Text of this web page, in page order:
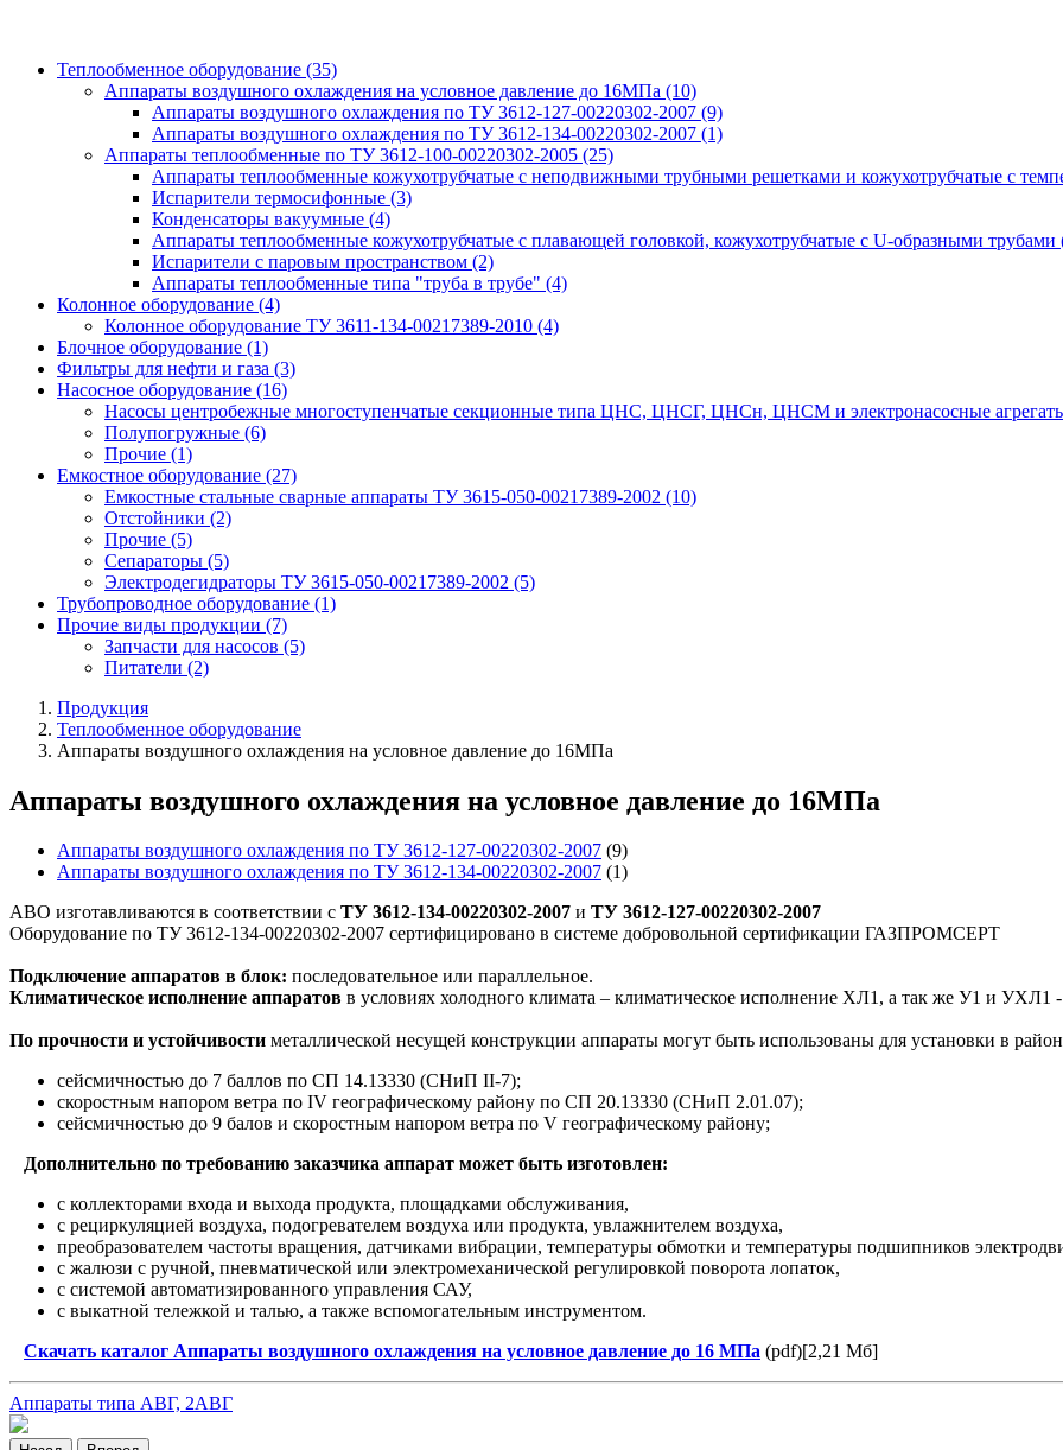
Теплообменное оборудование (35)
Аппараты воздушного охлаждения на условное давление до 16МПа (10)
Аппараты воздушного охлаждения по ТУ 3612-127-00220302-2007 (9)
Аппараты воздушного охлаждения по ТУ 3612-134-00220302-2007 (1)
Аппараты теплообменные по ТУ 3612-100-00220302-2005 (25)
Аппараты теплообменные кожухотрубчатые с неподвижными трубными решетками и кожухотрубчатые с
Испарители термосифонные (3)
Конденсаторы вакуумные (4)
Аппараты теплообменные кожухотрубчатые с плавающей головкой, кожухотрубчатые с U-образными трубами
Испарители с паровым пространством (2)
Аппараты теплообменные типа "труба в трубе" (4)
Колонное оборудование (4)
Колонное оборудование ТУ 3611-134-00217389-2010 (4)
Блочное оборудование (1)
Фильтры для нефти и газа (3)
Насосное оборудование (16)
Насосы центробежные многоступенчатые секционные типа ЦНС, ЦНСГ, ЦНСн, ЦНСМ и электронасосные
Полупогружные (6)
Прочие (1)
Емкостное оборудование (27)
Емкостные стальные сварные аппараты ТУ 3615-050-00217389-2002 (10)
Отстойники (2)
Прочие (5)
Сепараторы (5)
Электродегидраторы ТУ 3615-050-00217389-2002 (5)
Трубопроводное оборудование (1)
Прочие виды продукции (7)
Запчасти для насосов (5)
Питатели (2)
Продукция
Теплообменное оборудование
Аппараты воздушного охлаждения на условное давление до 16МПа
Аппараты воздушного охлаждения на условное давление до 16МПа
Аппараты воздушного охлаждения по ТУ 3612-127-00220302-2007 (9)
Аппараты воздушного охлаждения по ТУ 3612-134-00220302-2007 (1)
АВО изготавливаются в соответствии с ТУ 3612-134-00220302-2007 и ТУ 3612-127-00220302-2007
Оборудование по ТУ 3612-134-00220302-2007 сертифицировано в системе добровольной сертификации ГАЗПРОМСЕРТ
Подключение аппаратов в блок: последовательное или параллельное.
Климатическое исполнение аппаратов в условиях холодного климата – климатическое исполнение ХЛ1, а так же У1 и
По прочности и устойчивости металлической несущей конструкции аппараты могут быть использованы для установки в
cейсмичностью до 7 баллов по СП 14.13330 (СНиП II-7);
скоростным напором ветра по IV географическому району по СП 20.13330 (СНиП 2.01.07);
сейсмичностью до 9 балов и скоростным напором ветра по V географическому району;
Дополнительно по требованию заказчика аппарат может быть изготовлен:
с коллекторами входа и выхода продукта, площадками обслуживания,
с рециркуляцией воздуха, подогревателем воздуха или продукта, увлажнителем воздуха,
преобразователем частоты вращения, датчиками вибрации, температуры обмотки и температуры подшипников
с жалюзи с ручной, пневматической или электромеханической регулировкой поворота лопаток,
с системой автоматизированного управления САУ,
с выкатной тележкой и талью, а также вспомогательным инструментом.
Скачать каталог Аппараты воздушного охлаждения на условное давление до 16 МПа (pdf)[2,21 Мб]
Аппараты типа АВГ, 2АВГ